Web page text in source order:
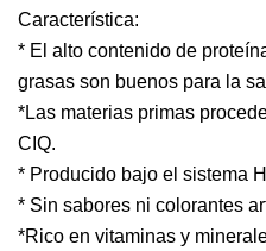
Característica:
* El alto contenido de
grasas son buenos para la
*Las materias primas
CIQ.
* Producido bajo el sistema
* Sin sabores ni colorantes
*Rico en vitaminas y